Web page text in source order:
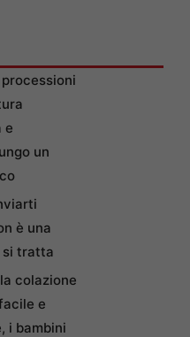
e
un
è una
tratta
colazione
e
i bambini